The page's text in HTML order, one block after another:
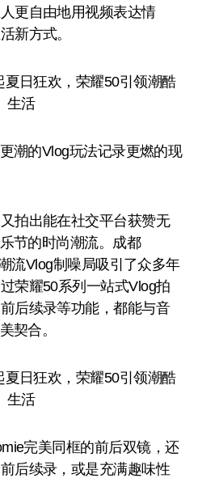
更自由地用视频表达情
新方式。
的Vlog玩法记录更燃的现
出能在社交平台获赞无
节的时尚潮流。成都
流Vlog制噪局吸引了众多年
荣耀50系列一站式Vlog拍
后续录等功能，都能与音
契合。
完美同框的前后双镜，还
后续录，或是充满趣味性